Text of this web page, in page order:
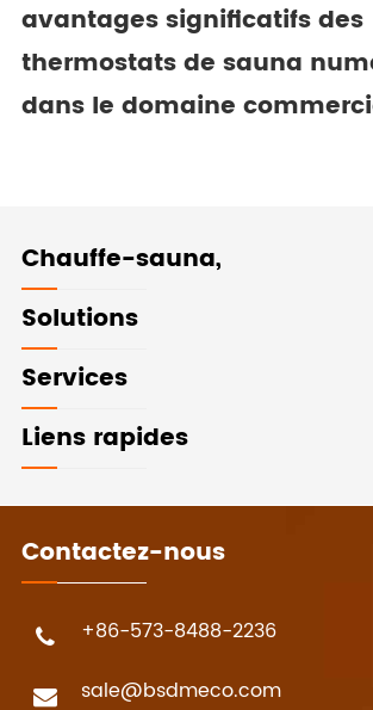
avantages significatifs des
thermostats de sauna
dans le domaine
Chauffe-sauna,
Solutions
Services
Liens rapides
Contactez-nous
+86-573-8488-2236
sale@bsdmeco.com